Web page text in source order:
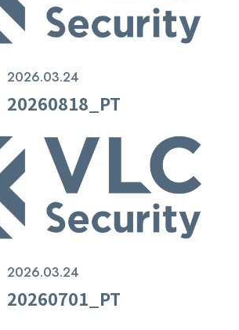
2026.03.24
20260818_PT
2026.03.24
20260701_PT